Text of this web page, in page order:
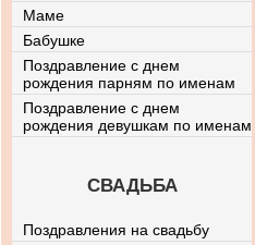
Маме
Бабушке
Поздравление с днем
рождения парням по именам
Поздравление с днем
рождения девушкам по именам
СВАДЬБА
Поздравления на свадьбу